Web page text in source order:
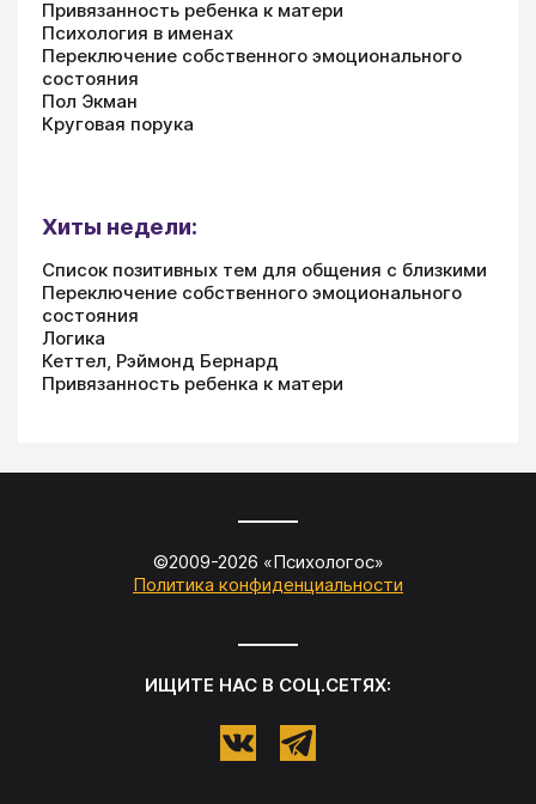
Привязанность ребенка к матери
Психология в именах
Переключение собственного эмоционального
состояния
Пол Экман
Круговая порука
Хиты недели:
Список позитивных тем для общения с близкими
Переключение собственного эмоционального
состояния
Логика
Кеттел, Рэймонд Бернард
Привязанность ребенка к матери
©2009-2026 «Психологос»
Политика конфиденциальности
ИЩИТЕ НАС В СОЦ.СЕТЯХ: